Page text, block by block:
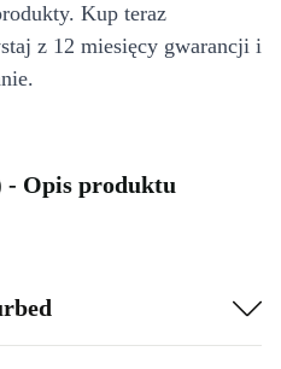
Kup teraz
z 12 miesięcy gwarancji i
- Opis produktu